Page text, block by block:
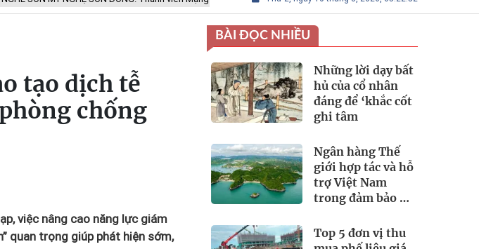
tạo dịch tễ
chống
việc nâng cao năng lực giám
quan trọng giúp phát hiện sớm,
BÀI ĐỌC NHIỀU
Những lời dạy bất
hủ của cổ nhân
đáng để ‘khắc cốt
ghi tâm
Ngân hàng Thế
giới hợp tác và hỗ
trợ Việt Nam
trong đảm bảo an
Top 5 đơn vị thu